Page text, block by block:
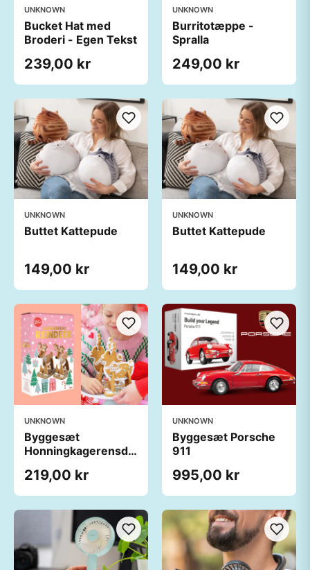
UNKNOWN
Bucket Hat med
Broderi - Egen Tekst
239,00 kr
UNKNOWN
Burritotæppe -
Spralla
249,00 kr
UNKNOWN
Buttet Kattepude
149,00 kr
UNKNOWN
Buttet Kattepude
149,00 kr
UNKNOWN
Byggesæt
Honningkagerensdyr
219,00 kr
UNKNOWN
Byggesæt Porsche
911
995,00 kr